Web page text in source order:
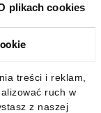
plikach cookies
treści i reklam,
ruch w
z naszej